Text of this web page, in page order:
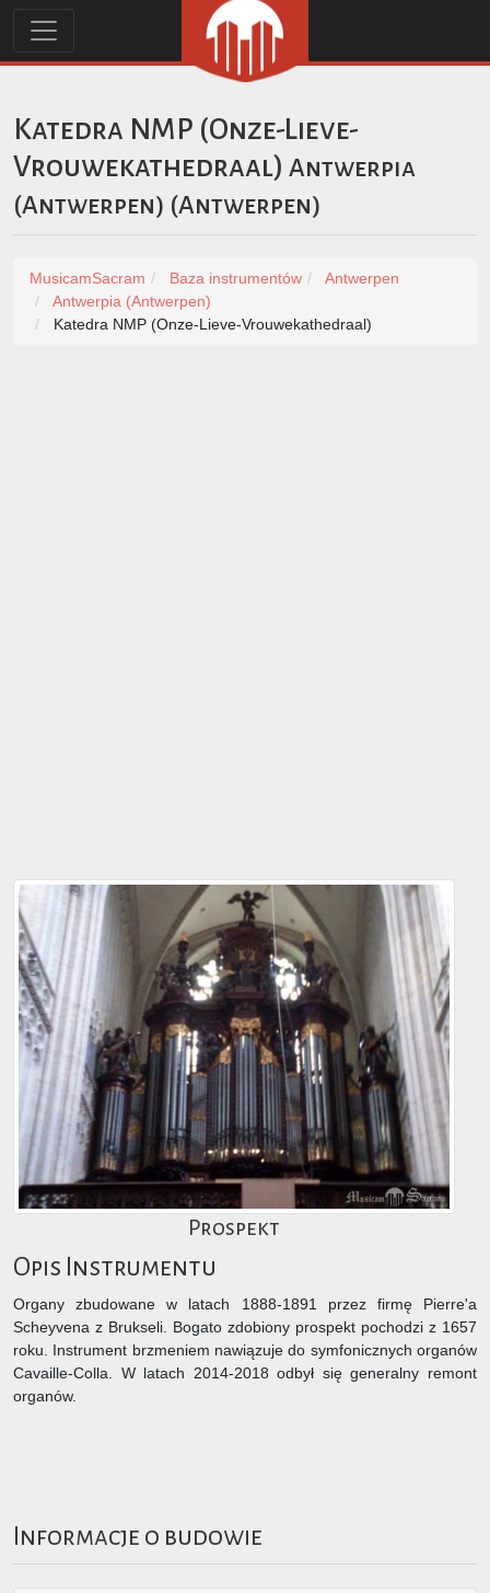
Katedra NMP (Onze-Lieve-
Vrouwekathedraal) Antwerpia
(Antwerpen) (Antwerpen)
MusicamSacram Baza instrumentów
Antwerpen
Antwerpia (Antwerpen)
Katedra NMP (Onze-Lieve-Vrouwekathedraal)
Prospekt
Opis Instrumentu
Organy zbudowane w latach 1888-1891 przez firmę Pierre'a
Scheyvena z Brukseli. Bogato zdobiony prospekt pochodzi z 1657
roku. Instrument brzmeniem nawiązuje do symfonicznych organów
Cavaille-Colla. W latach 2014-2018 odbył się generalny remont
organów.
Informacje o budowie